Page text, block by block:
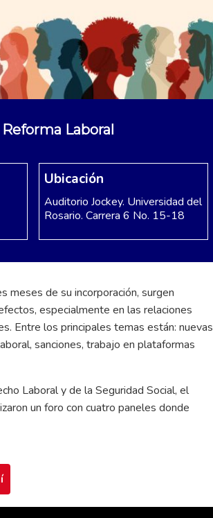
Laboral
Ubicación
Auditorio Jockey. Universidad del
Rosario. Carrera 6 No. 15-18
de su incorporación, surgen
especialmente en las relaciones
Entre los principales temas están: nuevas
sanciones, trabajo en plataformas
Laboral y de la Seguridad Social, el
un foro con cuatro paneles donde